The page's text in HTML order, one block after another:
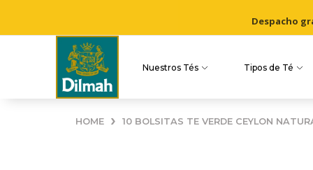
Despacho
Nuestros Tés Tipos de Té
HOME › 10 BOLSITAS TE VERDE CEYLON